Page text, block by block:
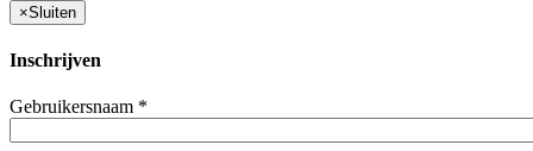
×Sluiten
Inschrijven
Gebruikersnaam *